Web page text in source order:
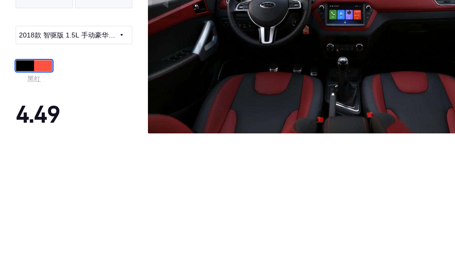
2018款 智驱版 1.5L 手动豪华智
黑红
4.49